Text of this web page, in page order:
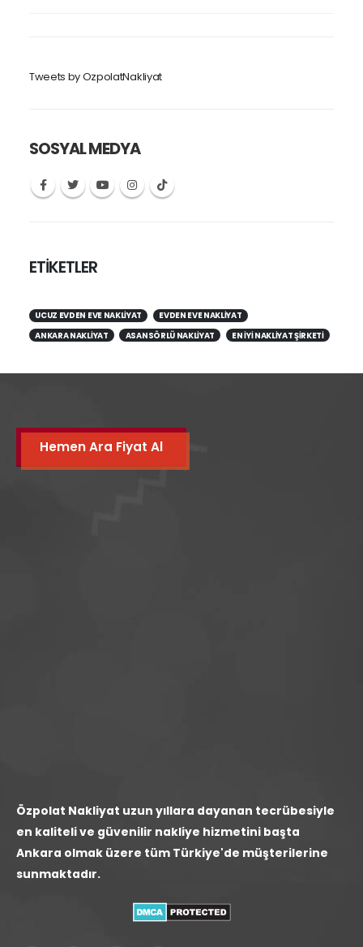
Tweets by OzpolatNakliyat
SOSYAL MEDYA
ETİKETLER
UCUZ EVDEN EVE NAKLIYAT
EVDEN EVE NAKLIYAT
ANKARA NAKLIYAT
ASANSÖRLÜ NAKLIYAT EN IYI NAKLIYAT ŞIRKETI
Hemen Ara Fiyat Al
Özpolat Nakliyat uzun yıllara dayanan tecrübesiyle
en kaliteli ve güvenilir nakliye hizmetini başta
Ankara olmak üzere tüm Türkiye'de müşterilerine
sunmaktadır.